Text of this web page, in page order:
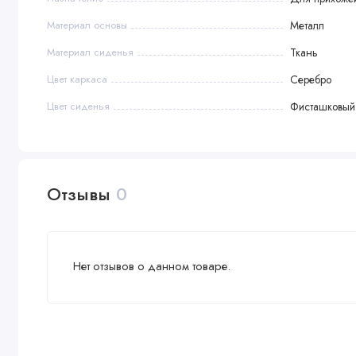
Материал основы Металл
Материал сиденья Ткань
Цвет каркаса Серебро
Цвет сиденья Фисташковый
Отзывы 0
Нет отзывов о данном товаре.